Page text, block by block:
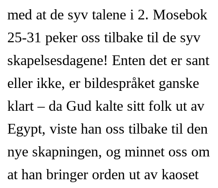
med at de syv talene i 2. Mosebok
25-31 peker oss tilbake til de syv
skapelsesdagene! Enten det er sant
eller ikke, er bildespråket ganske
klart – da Gud kalte sitt folk ut av
Egypt, viste han oss tilbake til den
nye skapningen, og minnet oss om
at han bringer orden ut av kaoset